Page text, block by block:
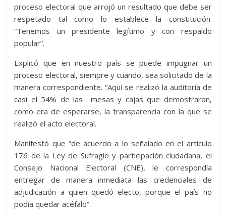
proceso electoral que arrojó un resultado que debe ser
respetado tal como lo establece la constitución.
“Tenemos un presidente legítimo y con respaldo
popular”.
Explicó que en nuestro país se puede impugnar un
proceso electoral, siempre y cuando, sea solicitado de la
manera correspondiente. “Aquí se realizó la auditoría de
casi el 54% de las mesas y cajas que demostraron,
como era de esperarse, la transparencia con la que se
realizó el acto electoral.
Manifestó que “de acuerdo a lo señalado en el artículo
176 de la Ley de Sufragio y participación ciudadana, el
Consejo Nacional Electoral (CNE), le correspondía
entregar de manera inmediata las credenciales de
adjudicación a quien quedó electo, porque el país no
podía quedar acéfalo”.